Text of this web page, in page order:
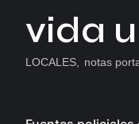
vida
LOCALES notas